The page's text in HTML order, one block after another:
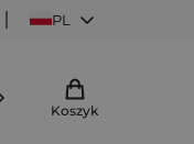
PL
Koszyk